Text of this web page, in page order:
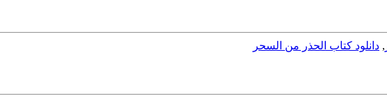
, دانلود کتاب الحذر من السحر